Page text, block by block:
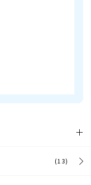
(13)